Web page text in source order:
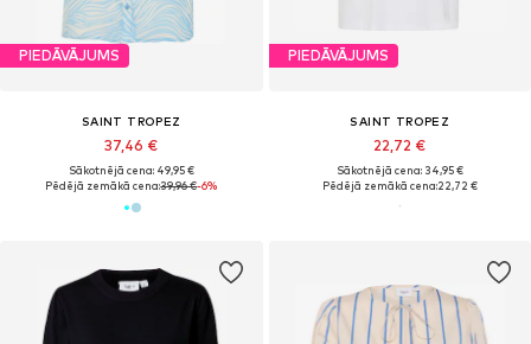
PIEDĀVĀJUMS
SAINT TROPEZ
37,46 €
Sākotnējā cena: 49,95 €
Pēdējā zemākā cena:39,96 €-6%
PIEDĀVĀJUMS
SAINT TROPEZ
22,72 €
Sākotnējā cena: 34,95 €
Pēdējā zemākā cena:22,72 €